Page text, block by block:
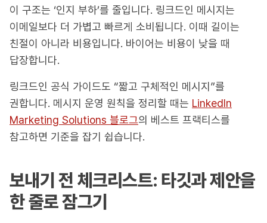
이 구조는 ‘인지 부하’를 줄입니다. 링크드인 메시지는
이메일보다 더 가볍고 빠르게 소비됩니다. 이때 길이는
친절이 아니라 비용입니다. 바이어는 비용이 낮을 때
답장합니다.
링크드인 공식 가이드도 “짧고 구체적인 메시지”를
권합니다. 메시지 운영 원칙을 정리할 때는 LinkedIn
Marketing Solutions 블로그의 베스트 프랙티스를
참고하면 기준을 잡기 쉽습니다.
보내기 전 체크리스트: 타깃과 제안을
한 줄로 잠그기